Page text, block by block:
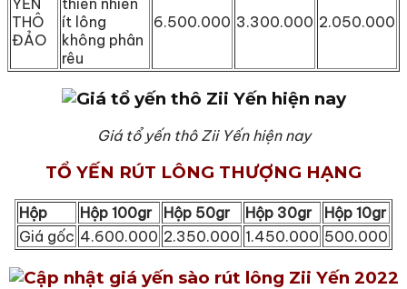
THÔ
ĐẢO
ít lông
không phân
rêu
6.500.000 3.300.000 2.050.000
Giá tổ yến thô Zii Yến hiện nay
TỔ YẾN RÚT LÔNG THƯỢNG HẠNG
Hộp Hộp 100gr Hộp 50gr Hộp 30gr
Hộp 10gr
Giá gốc 4.600.000 2.350.000 1.450.000 500.000